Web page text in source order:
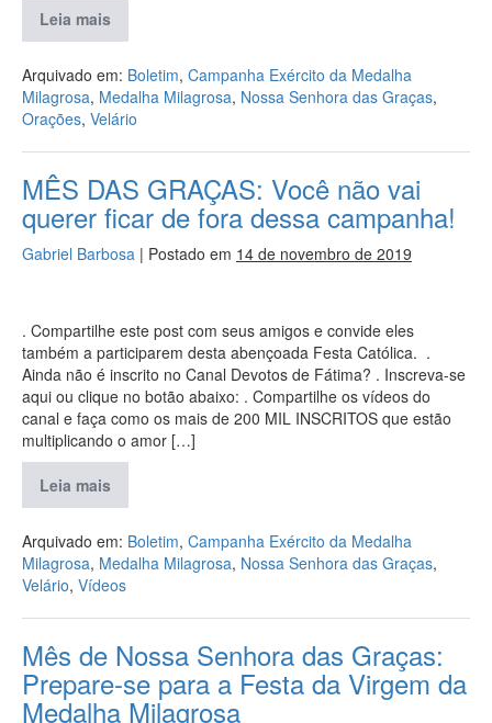
Leia mais
Arquivado em: Boletim, Campanha Exército da Medalha
Milagrosa, Medalha Milagrosa, Nossa Senhora das Graças,
Orações, Velário
MÊS DAS GRAÇAS: Você não vai
querer ficar de fora dessa campanha!
Gabriel Barbosa | Postado em 14 de novembro de 2019
. Compartilhe este post com seus amigos e convide eles
também a participarem desta abençoada Festa Católica. .
Ainda não é inscrito no Canal Devotos de Fátima? . Inscreva-se
aqui ou clique no botão abaixo: . Compartilhe os vídeos do
canal e faça como os mais de 200 MIL INSCRITOS que estão
multiplicando o amor […]
Leia mais
Arquivado em: Boletim, Campanha Exército da Medalha
Milagrosa, Medalha Milagrosa, Nossa Senhora das Graças,
Velário, Vídeos
Mês de Nossa Senhora das Graças:
Prepare-se para a Festa da Virgem da
Medalha Milagrosa